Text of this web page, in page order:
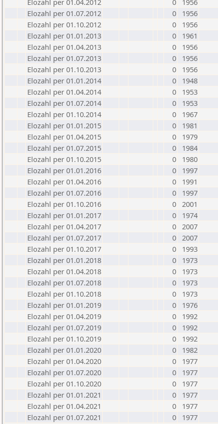
Elozahl per 01.04.2012
0
1956
Elozahl per 01.07.2012
0
1956
Elozahl per 01.10.2012
0
1956
Elozahl per 01.01.2013
0
1961
Elozahl per 01.04.2013
0
1956
Elozahl per 01.07.2013
0
1956
Elozahl per 01.10.2013
0
1956
Elozahl per 01.01.2014
0
1948
Elozahl per 01.04.2014
0
1953
Elozahl per 01.07.2014
0
1953
Elozahl per 01.10.2014
0
1967
Elozahl per 01.01.2015
0
1981
Elozahl per 01.04.2015
0
1979
Elozahl per 01.07.2015
0
1984
Elozahl per 01.10.2015
0
1980
Elozahl per 01.01.2016
0
1997
Elozahl per 01.04.2016
0
1991
Elozahl per 01.07.2016
0
1997
Elozahl per 01.10.2016
0 2001
Elozahl per 01.01.2017
0
1974
Elozahl per 01.04.2017
0 2007
Elozahl per 01.07.2017
0 2007
Elozahl per 01.10.2017
0
1993
Elozahl per 01.01.2018
0
1973
Elozahl per 01.04.2018
0
1973
Elozahl per 01.07.2018
0
1973
Elozahl per 01.10.2018
0
1973
Elozahl per 01.01.2019
0
1976
Elozahl per 01.04.2019
0
1992
Elozahl per 01.07.2019
0
1992
Elozahl per 01.10.2019
0
1992
Elozahl per 01.01.2020
0
1982
Elozahl per 01.04.2020
0
1977
Elozahl per 01.07.2020
0
1977
Elozahl per 01.10.2020
0
1977
Elozahl per 01.01.2021
0
1977
Elozahl per 01.04.2021
0
1977
Elozahl per 01.07.2021
0
1977